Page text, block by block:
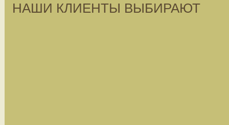
НАШИ КЛИЕНТЫ ВЫБИРАЮТ